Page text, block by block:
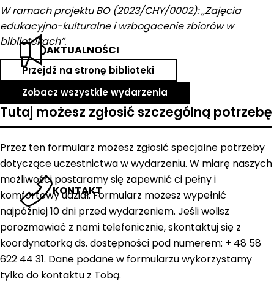
AKTUALNOŚCI
KONTAKT
W ramach projektu BO (2023/CHY/0002): ,,Zajęcia
edukacyjno-kulturalne i wzbogacenie zbiorów w
bibliotekach”.
Przejdź na stronę biblioteki
Zobacz wszystkie wydarzenia
Tutaj możesz zgłosić szczególną potrzebę
Przez ten formularz możesz zgłosić specjalne potrzeby
dotyczące uczestnictwa w wydarzeniu. W miarę naszych
możliwości postaramy się zapewnić ci pełny i
komfortowy udział. Formularz możesz wypełnić
najpóźniej 10 dni przed wydarzeniem. Jeśli wolisz
porozmawiać z nami telefonicznie, skontaktuj się z
koordynatorką ds. dostępności pod numerem: + 48 58
622 44 31. Dane podane w formularzu wykorzystamy
tylko do kontaktu z Tobą.